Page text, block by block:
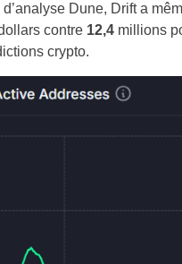
Dune, Drift a
contre12,4millions
crypto.